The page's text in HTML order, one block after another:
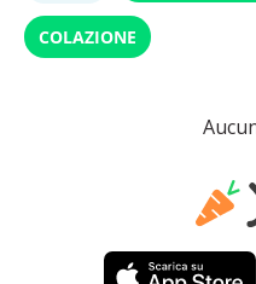
COLAZIONE